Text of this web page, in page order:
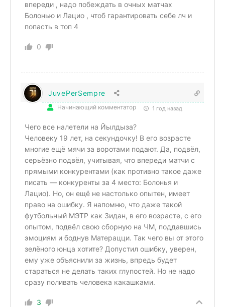
впереди , надо побеждать в очных матчах
Болонью и Лацио , чтоб гарантировать себе лч и
попасть в топ 4
0
JuvePerSempre
Начинающий комментатор 1 год назад
Чего все налетели на Йылдыза?
Человеку 19 лет, на секундочку! В его возрасте
многие ещё мячи за воротами подают. Да, подвёл,
серьёзно подвёл, учитывая, что впереди матчи с
прямыми конкурентами (как противно такое даже
писать — конкуренты за 4 место: Болонья и
Лацио). Но, он ещё не настолько опытен, имеет
право на ошибку. Я напомню, что даже такой
футбольный МЭТР как Зидан, в его возрасте, с его
опытом, подвёл свою сборную на ЧМ, поддавшись
эмоциям и боднув Матерацци. Так чего вы от этого
зелёного юнца хотите? Допустил ошибку, уверен,
ему уже объяснили за жизнь, впредь будет
стараться не делать таких глупостей. Но не надо
сразу поливать человека какашками.
3